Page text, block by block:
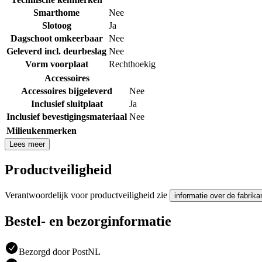
Smarthome
Nee
Slotoog
Ja
Dagschoot omkeerbaar
Nee
Geleverd incl. deurbeslag Nee
Vorm voorplaat
Rechthoekig
Accessoires
Accessoires bijgeleverd
Nee
Inclusief sluitplaat
Ja
Inclusief bevestigingsmateriaal Nee
Milieukenmerken
Lees meer
Productveiligheid
Verantwoordelijk voor productveiligheid zie informatie over de
Bestel- en bezorginformatie
Bezorgd door PostNL